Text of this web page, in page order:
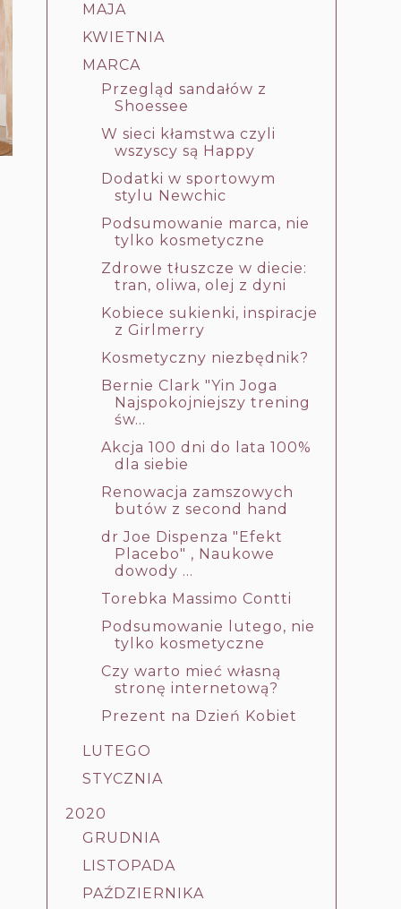
MAJA
KWIETNIA
MARCA
Przegląd sandałów z
Shoessee
W sieci kłamstwa czyli
wszyscy są Happy
Dodatki w sportowym
stylu Newchic
Podsumowanie marca, nie
tylko kosmetyczne
Zdrowe tłuszcze w diecie:
tran, oliwa, olej z dyni
Kobiece sukienki, inspiracje
z Girlmerry
Kosmetyczny niezbędnik?
Bernie Clark "Yin Joga
Najspokojniejszy trening
św...
Akcja 100 dni do lata 100%
dla siebie
Renowacja zamszowych
butów z second hand
dr Joe Dispenza "Efekt
Placebo" , Naukowe
dowody ...
Torebka Massimo Contti
Podsumowanie lutego, nie
tylko kosmetyczne
Czy warto mieć własną
stronę internetową?
Prezent na Dzień Kobiet
LUTEGO
STYCZNIA
2020
GRUDNIA
LISTOPADA
PAŹDZIERNIKA